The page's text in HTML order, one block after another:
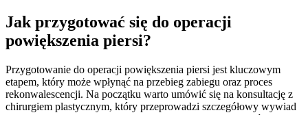
Jak przygotować się do operacji
powiększenia piersi?
Przygotowanie do operacji powiększenia piersi jest kluczowym
etapem, który może wpłynąć na przebieg zabiegu oraz proces
rekonwalescencji. Na początku warto umówić się na konsultację z
chirurgiem plastycznym, który przeprowadzi szczegółowy wywiad